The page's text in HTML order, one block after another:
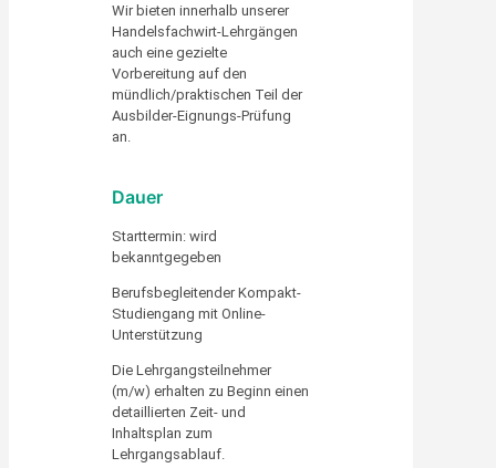
Wir bieten innerhalb unserer
Handelsfachwirt-Lehrgängen
auch eine gezielte
Vorbereitung auf den
mündlich/praktischen Teil der
Ausbilder-Eignungs-Prüfung
an.
Dauer
Starttermin: wird
bekanntgegeben
Berufsbegleitender Kompakt-
Studiengang mit Online-
Unterstützung
Die Lehrgangsteilnehmer
(m/w) erhalten zu Beginn einen
detaillierten Zeit- und
Inhaltsplan zum
Lehrgangsablauf.